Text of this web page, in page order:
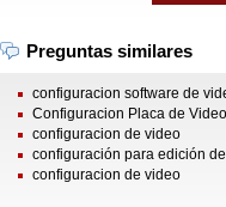
Preguntas similares
configuracion software de
Configuracion Placa de Video
configuracion de video
configuración para edición
configuracion de video